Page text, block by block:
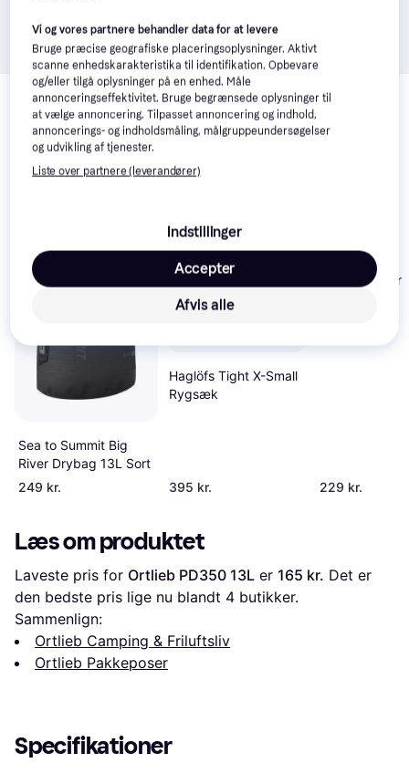
Relaterede produkter
Se vores forslag til andre produkter, der matcher dine
interesser. Vis alle
Sea to Summit Big
River Drybag 13L Sort
249 kr.
Haglöfs Tight X-Small
Rygsæk
395 kr.
Silva Carry
229 kr.
Læs om produktet
Laveste pris for Ortlieb PD350 13L er 165 kr. Det er
den bedste pris lige nu blandt 4 butikker.
Sammenlign:
Ortlieb Camping & Friluftsliv
Ortlieb Pakkeposer
Specifikationer
Vi og vores partnere behandler data for at levere
Bruge præcise geografiske placeringsoplysninger. Aktivt
scanne enhedskarakteristika til identifikation. Opbevare
og/eller tilgå oplysninger på en enhed. Måle
annonceringseffektivitet. Bruge begrænsede oplysninger til
at vælge annoncering. Tilpasset annoncering og indhold,
annoncerings- og indholdsmåling, målgruppeundersøgelser
og udvikling af tjenester.
Liste over partnere (leverandører)
Indstillinger
Afvis alle
Accepter